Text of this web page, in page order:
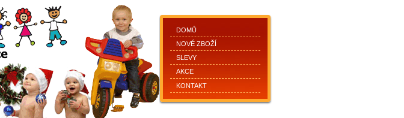
DOMŮ
NOVÉ ZBOŽÍ
SLEVY
AKCE
KONTAKT